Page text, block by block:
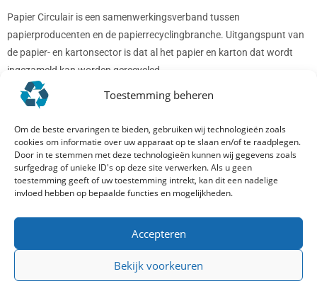
Toestemming beheren
Om de beste ervaringen te bieden, gebruiken wij technologieën zoals
cookies om informatie over uw apparaat op te slaan en/of te raadplegen.
Door in te stemmen met deze technologieën kunnen wij gegevens zoals
surfgedrag of unieke ID's op deze site verwerken. Als u geen
toestemming geeft of uw toestemming intrekt, kan dit een nadelige
invloed hebben op bepaalde functies en mogelijkheden.
Accepteren
Bekijk voorkeuren
Papier Circulair is een samenwerkingsverband tussen
papierproducenten en de papierrecyclingbranche. Uitgangspunt van
de papier- en kartonsector is dat al het papier en karton dat wordt
ingezameld kan worden gerecycled.
Voor vragen aan of over Papier Circulair neemt u contact op via
hetcontactformulierof stuurt u uw vraag per mail